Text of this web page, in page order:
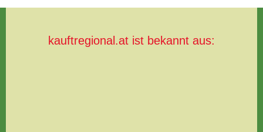
kauftregional.at ist bekannt aus: